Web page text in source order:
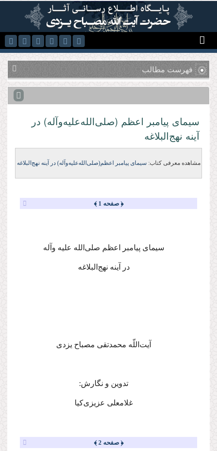
رفتن به محتوای اصلی
فهرست مطالب
سیمای پیامبر اعظم (صلی‌الله‌علیه‌وآله) در
آینه نهج‌البلاغه
مشاهده معرفی کتاب: سیمای پیامبر اعظم(صلی‌الله‌علیه‌وآله) در آینه نهج‌البلاغه
﴿ صفحه 1 ﴾
سیمای پیامبر اعظم صلی‌الله علیه وآله
در آینه نهج‌البلاغه
آیت‌اللّه محمدتقى مصباح یزدى
تدوین و نگارش:
غلامعلی عزیزی‌کیا
﴿ صفحه 2 ﴾